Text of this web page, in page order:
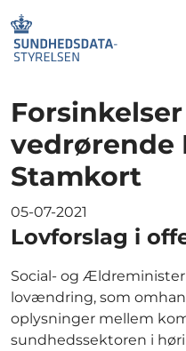
vedrørende
Stamkort
05-07-2021
Lovforslag i
Social- og
lovændring, som
oplysninger mellem
sundhedssektoren i